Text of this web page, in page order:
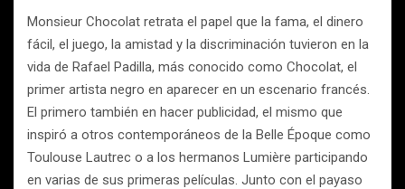
Monsieur Chocolat retrata el papel que la fama, el dinero
fácil, el juego, la amistad y la discriminación tuvieron en la
vida de Rafael Padilla, más conocido como Chocolat, el
primer artista negro en aparecer en un escenario francés.
El primero también en hacer publicidad, el mismo que
inspiró a otros contemporáneos de la Belle Époque como
Toulouse Lautrec o a los hermanos Lumière participando
en varias de sus primeras películas. Junto con el payaso